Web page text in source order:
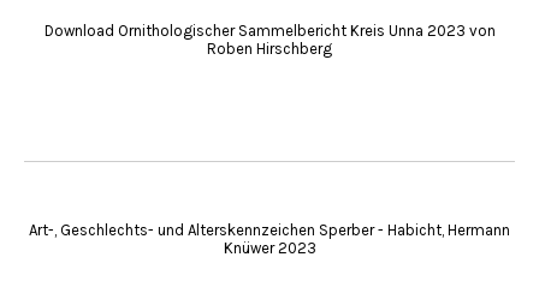
Download Ornithologischer Sammelbericht Kreis Unna 2023 von
Roben Hirschberg
Art-, Geschlechts- und Alterskennzeichen Sperber - Habicht, Hermann
Knüwer 2023